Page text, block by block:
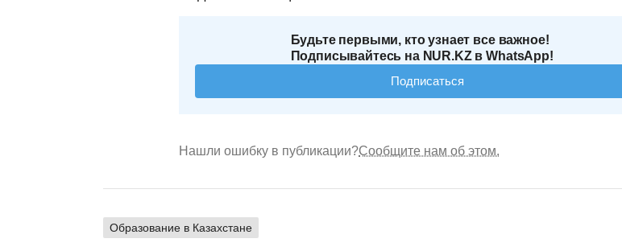
Будьте первыми, кто узнает все важное!
Подписывайтесь на NUR.KZ в WhatsApp!
Подписаться
Нашли ошибку в публикации?Сообщите нам об этом.
Образование в Казахстане